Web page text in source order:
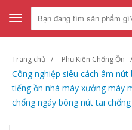
Toggle
navigation
Trang chủ Phụ Kiện Chống Ồn
Công nghiệp siêu cách âm
tiếng ồn nhà máy xưởng máy
chống ngáy bông nút tai